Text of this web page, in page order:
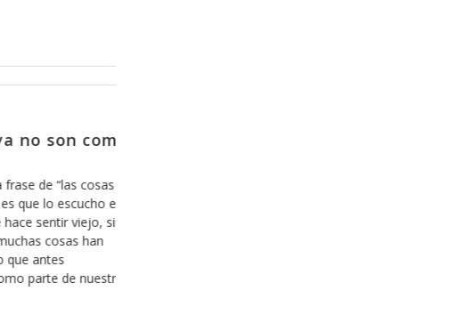
el
quedar mas que
no caben los
el afán de
el contrario, lo
a dimensionar